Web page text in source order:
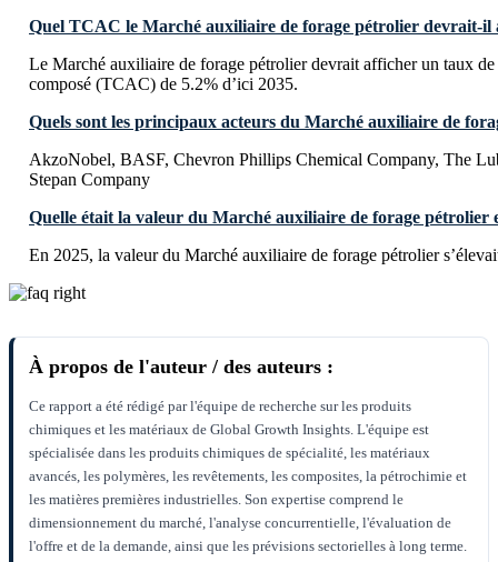
Quel TCAC le Marché auxiliaire de forage pétrolier devrait-il
Le Marché auxiliaire de forage pétrolier devrait afficher un taux de
composé (TCAC) de 5.2% d’ici 2035.
Quels sont les principaux acteurs du Marché auxiliaire de
AkzoNobel, BASF, Chevron Phillips Chemical Company, The
Stepan Company
Quelle était la valeur du Marché auxiliaire de forage pétrolier
En 2025, la valeur du Marché auxiliaire de forage pétrolier
À propos de l'auteur / des auteurs :
Ce rapport a été rédigé par l'équipe de recherche sur les produits
chimiques et les matériaux de Global Growth Insights. L'équipe est
spécialisée dans les produits chimiques de spécialité, les matériaux
avancés, les polymères, les revêtements, les composites, la pétrochimie et
les matières premières industrielles. Son expertise comprend le
dimensionnement du marché, l'analyse concurrentielle, l'évaluation de
l'offre et de la demande, ainsi que les prévisions sectorielles à long terme.